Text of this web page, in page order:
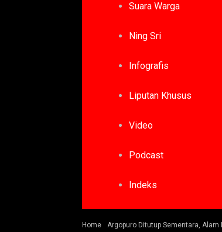
Suara Warga
Ning Sri
Infografis
Liputan Khusus
Video
Podcast
Indeks
Home Argopuro Ditutup Sementara, Alam